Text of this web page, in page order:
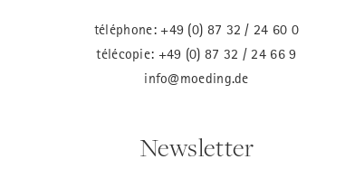
téléphone: +49 (0) 87 32 / 24 60 0
télécopie: +49 (0) 87 32 / 24 66 9
info@moeding.de
Newsletter